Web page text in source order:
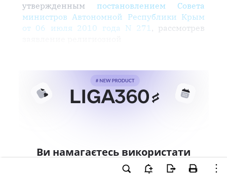
утвержденным постановлением Совета
министров Автономной Республики Крым
от 06 июля 2010 года N 271 , рассмотрев
Ви намагаєтесь використати
інструменти для професійної
роботи з документом.